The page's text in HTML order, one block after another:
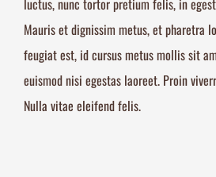
luctus, nunc tortor pretium felis, in
Mauris et dignissim metus, et pharetra
feugiat est, id cursus metus mollis sit
euismod nisi egestas laoreet. Proin
Nulla vitae eleifend felis.